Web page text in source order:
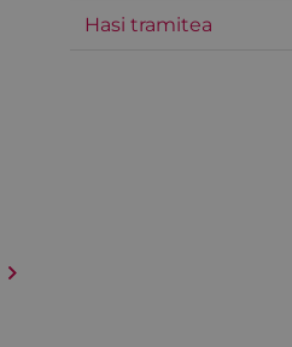
Hasi tramitea